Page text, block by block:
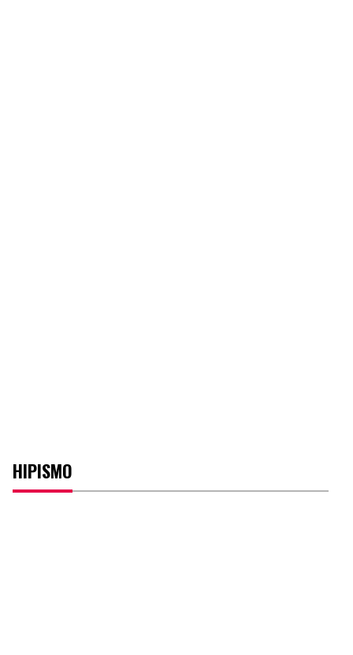
HIPISMO